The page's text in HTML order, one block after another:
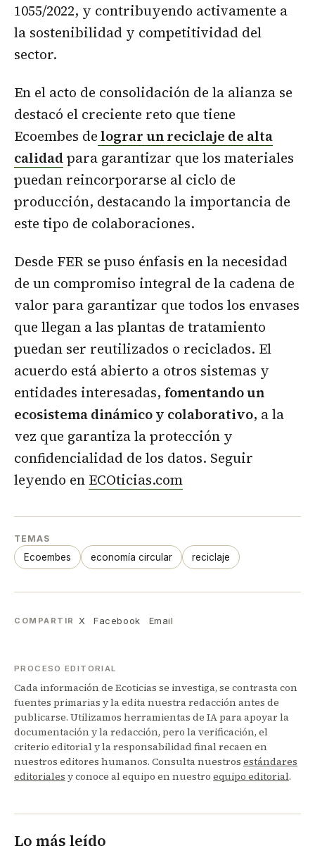
1055/2022, y contribuyendo activamente a
la sostenibilidad y competitividad del
sector.
En el acto de consolidación de la alianza se
destacó el creciente reto que tiene
Ecoembes delograr un reciclaje de alta
calidadpara garantizar que los materiales
puedan reincorporarse al ciclo de
producción, destacando la importancia de
este tipo de colaboraciones.
Desde FER se puso énfasis en la necesidad
de un compromiso integral de la cadena de
valor para garantizar que todos los envases
que llegan a las plantas de tratamiento
puedan ser reutilizados o reciclados. El
acuerdo está abierto a otros sistemas y
entidades interesadas, fomentando un
ecosistema dinámico y colaborativo, a la
vez que garantiza la protección y
confidencialidad de los datos. Seguir
leyendo en ECOticias.com
TEMAS
Ecoembes economía circular reciclaje
COMPARTIR X Facebook Email
PROCESO EDITORIAL
Cada información de Ecoticias se investiga, se contrasta con
fuentes primarias y la edita nuestra redacción antes de
publicarse. Utilizamos herramientas de IA para apoyar la
documentación y la redacción, pero la verificación, el
criterio editorial y la responsabilidad final recaen en
nuestros editores humanos. Consulta nuestros estándares
editoriales y conoce al equipo en nuestro equipo editorial.
Lo más leído